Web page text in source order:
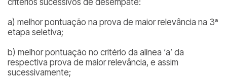
critérios sucessivos de desempate:
a) melhor pontuação na prova de maior relevância na 3ª
etapa seletiva;
b) melhor pontuação no critério da alínea ‘a’ da
respectiva prova de maior relevância, e assim
sucessivamente;